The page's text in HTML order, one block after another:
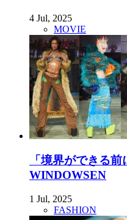
4 Jul, 2025
MOVIE
「境界ができる
WINDOWSEN
1 Jul, 2025
FASHION